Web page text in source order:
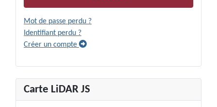
Mot de passe perdu ?
Identifiant perdu ?
Créer un compte
Carte LiDAR JS